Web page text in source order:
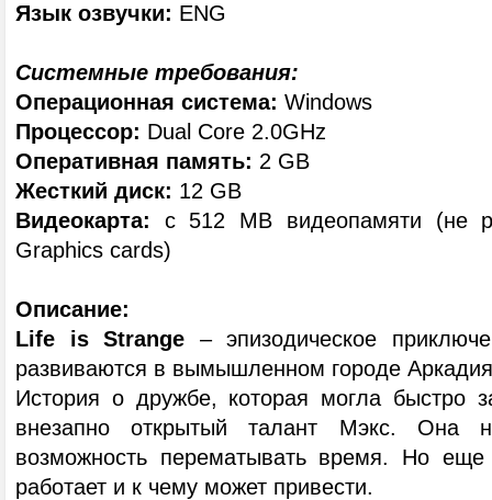
Язык озвучки: ENG
Системные требования:
Операционная система: Windows
Процессор: Dual Core 2.0GHz
Оперативная память: 2 GB
Жесткий диск: 12 GB
Видеокарта: с 512 MB видеопамяти (не
Graphics cards)
Описание:
Life is Strange – эпизодическое
развиваются в вымышленном городе
История о дружбе, которая могла быстро
внезапно открытый талант Мэкс.
возможность перематывать время. Но еще
работает и к чему может привести.